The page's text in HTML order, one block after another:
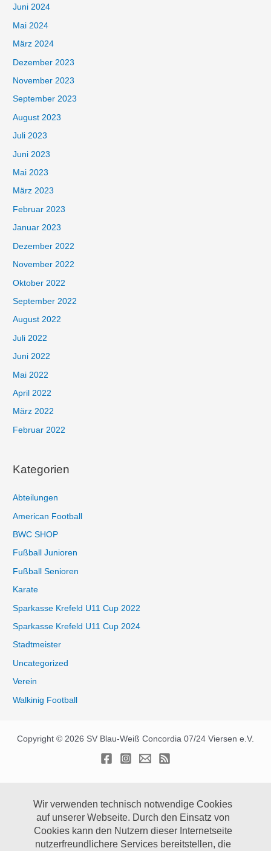
Juni 2024
Mai 2024
März 2024
Dezember 2023
November 2023
September 2023
August 2023
Juli 2023
Juni 2023
Mai 2023
März 2023
Februar 2023
Januar 2023
Dezember 2022
November 2022
Oktober 2022
September 2022
August 2022
Juli 2022
Juni 2022
Mai 2022
April 2022
März 2022
Februar 2022
Kategorien
Abteilungen
American Football
BWC SHOP
Fußball Junioren
Fußball Senioren
Karate
Sparkasse Krefeld U11 Cup 2022
Sparkasse Krefeld U11 Cup 2024
Stadtmeister
Uncategorized
Verein
Walkinig Football
Copyright © 2026 SV Blau-Weiß Concordia 07/24 Viersen e.V.
Wir verwenden technisch notwendige Cookies
auf unserer Webseite. Durch den Einsatz von
Cookies kann den Nutzern dieser Internetseite
nutzerfreundlichere Services bereitstellen, die